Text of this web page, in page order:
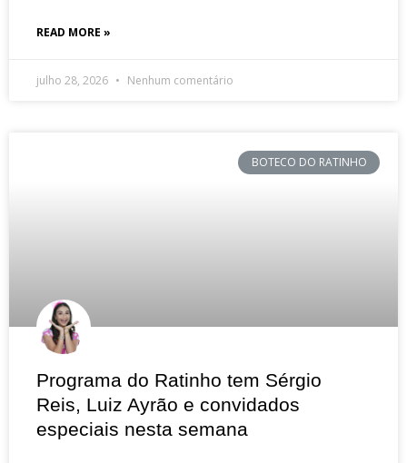
READ MORE »
julho 28, 2026 Nenhum comentário
BOTECO DO RATINHO
Programa do Ratinho tem Sérgio
Reis, Luiz Ayrão e convidados
especiais nesta semana